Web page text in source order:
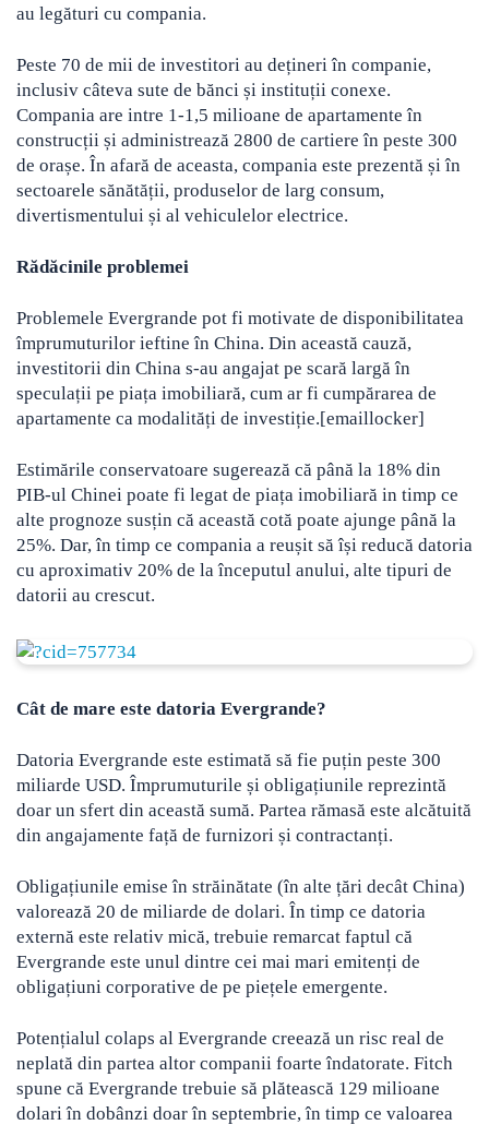
au legături cu compania.
Peste 70 de mii de investitori au dețineri în companie,
inclusiv câteva sute de bănci și instituții conexe.
Compania are intre 1-1,5 milioane de apartamente în
construcții și administrează 2800 de cartiere în peste 300
de orașe. În afară de aceasta, compania este prezentă și în
sectoarele sănătății, produselor de larg consum,
divertismentului și al vehiculelor electrice.
Rădăcinile problemei
Problemele Evergrande pot fi motivate de disponibilitatea
împrumuturilor ieftine în China. Din această cauză,
investitorii din China s-au angajat pe scară largă în
speculații pe piața imobiliară, cum ar fi cumpărarea de
apartamente ca modalități de investiție.[emaillocker]
Estimările conservatoare sugerează că până la 18% din
PIB-ul Chinei poate fi legat de piața imobiliară in timp ce
alte prognoze susțin că această cotă poate ajunge până la
25%. Dar, în timp ce compania a reușit să își reducă datoria
cu aproximativ 20% de la începutul anului, alte tipuri de
datorii au crescut.
Cât de mare este datoria Evergrande?
Datoria Evergrande este estimată să fie puțin peste 300
miliarde USD. Împrumuturile și obligațiunile reprezintă
doar un sfert din această sumă. Partea rămasă este alcătuită
din angajamente față de furnizori și contractanți.
Obligațiunile emise în străinătate (în alte țări decât China)
valorează 20 de miliarde de dolari. În timp ce datoria
externă este relativ mică, trebuie remarcat faptul că
Evergrande este unul dintre cei mai mari emitenți de
obligațiuni corporative de pe piețele emergente.
Potențialul colaps al Evergrande creează un risc real de
neplată din partea altor companii foarte îndatorate. Fitch
spune că Evergrande trebuie să plătească 129 milioane
dolari în dobânzi doar în septembrie, în timp ce valoarea